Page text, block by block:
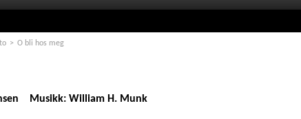
O bli hos meg
Musikk: William H. Munk